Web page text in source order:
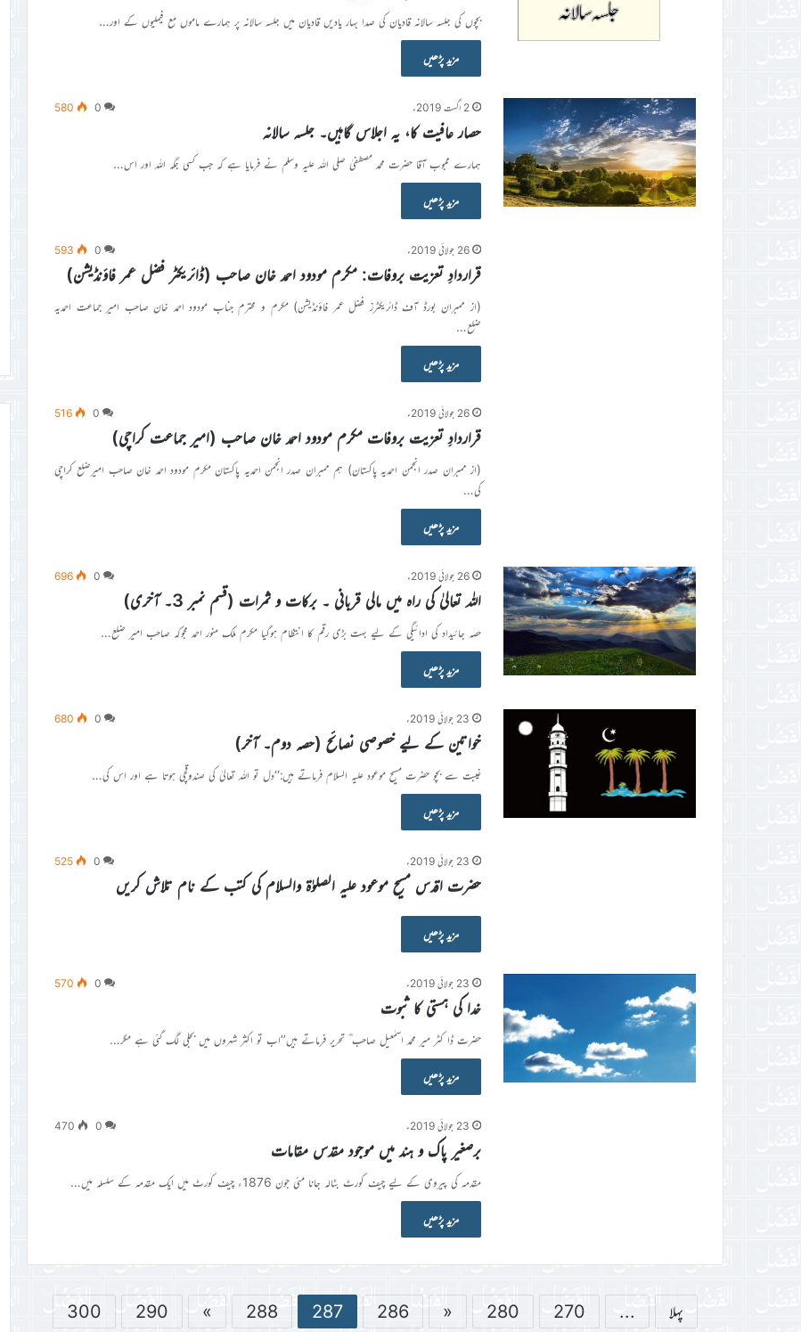
بچوں کی جلسہ سالانہ قادیان کی صدا بہار یادیں قادیان میں جلسہ سالانہ پر ہمارے ماموں مع فیملیوں کے اور…
مزید پڑھیں
2 اگست 2019ء 0
580
حصار عافیت کا، یہ اجلاس گاہیں۔ جلسہ سالانہ
ہمارے محبوب آقا حضرت محمد مصطفیٰ صلی اللہ علیہ وسلم نے فرمایا ہے کہ جب کسی جگہ اللہ اور اس…
مزید پڑھیں
26 جولائی 2019ء 0
593
قراردادِ تعزیت بروفات: مکرم مودود احمد خان صاحب (ڈائریکٹر فضل عمر فاؤنڈیشن)
(از ممبران بورڈ آف ڈائریکٹرز فضل عمر فاؤنڈیشن) مکرم و محترم جناب مودود احمد خان صاحب امیر جماعت احمدیہ
ضلع…
مزید پڑھیں
26 جولائی 2019ء 0
516
قراردادِ تعزیت بروفات مکرم مودود احمد خان صاحب (امیر جماعت کراچی)
(از ممبران صدر انجمن احمدیہ پاکستان) ہم ممبران صدر انجمن احمدیہ پاکستان مکرم مودود احمد خان صاحب امیرضلع کراچی
کی…
مزید پڑھیں
26 جولائی 2019ء 0
696
اللہ تعالیٰ کی راہ میں مالی قربانی ۔ برکات و ثمرات (قسم نمبر 3۔ آخری)
حصہ جائیداد کی ادائیگی کے لیے بہت بڑی رقم کا انتظام ہوگیا مکرم ملک منور احمد مجوکہ صاحب امیر ضلع…
مزید پڑھیں
23 جولائی 2019ء 0
680
خواتین کے لیے خصوصی نصائح (حصہ دوم۔ آخر)
غیبت سے بچو حضرت مسیح موعود علیہ السلام فرماتے ہیں:‘‘دل تو اللہ تعالیٰ کی صندوقچی ہوتا ہے اور اس کی…
مزید پڑھیں
23 جولائی 2019ء 0
525
حضرت اقدس مسیح موعود علیہ الصلوٰۃ والسلام کی کتب کے نام تلاش کریں
مزید پڑھیں
23 جولائی 2019ء 0
570
خدا کی ہستی کا ثبوت
حضرت ڈا کٹر میر محمد اسمٰعیل صاحب ؓ تحریر فرماتے ہیں’’اب تو اکثر شہروں میں بجلی لگ گئی ہے مگر…
مزید پڑھیں
23 جولائی 2019ء 0
470
برصغیر پاک و ہند میں موجود مقدس مقامات
مقدمہ کی پیروی کے لیے چیف کورٹ بٹالہ جانا مئی جون 1876ء چیف کورٹ میں ایک مقدمہ کے سلسلہ میں…
مزید پڑھیں
پہلا ...
270
280
«
286
287
288
»
290
300